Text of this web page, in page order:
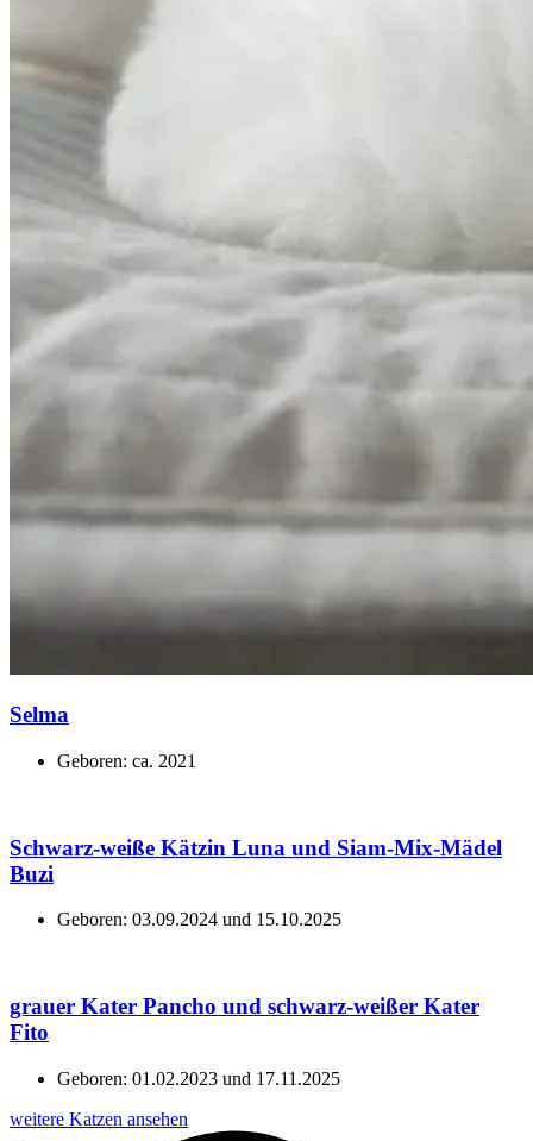
Selma
Geboren: ca. 2021
Schwarz-weiße Kätzin Luna und Siam-Mix-Mädel
Buzi
Geboren: 03.09.2024 und 15.10.2025
grauer Kater Pancho und schwarz-weißer Kater
Fito
Geboren: 01.02.2023 und 17.11.2025
weitere Katzen ansehen